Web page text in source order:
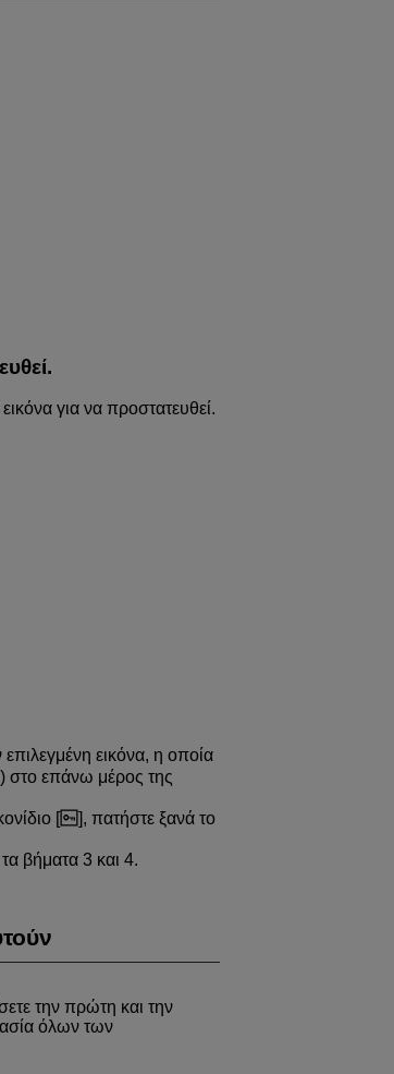
για να προστατευθεί.
εικόνα, η οποία
στο επάνω μέρος της
[
], πατήστε ξανά το
βήματα 3 και 4.
την πρώτη και την
όλων των